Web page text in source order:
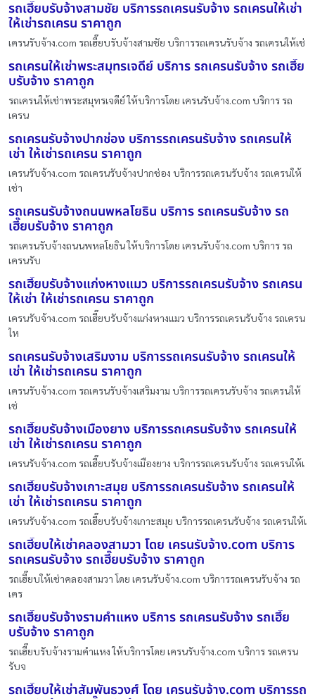
รถเฮี๊ยบรับจ้างสามชัย บริการรถเครนรับจ้าง รถเครนให้เช่า
ให้เช่ารถเครน ราคาถูก
เครนรับจ้าง.com รถเฮี๊ยบรับจ้างสามชัย บริการรถเครนรับจ้าง รถเครนให้เช่
รถเครนให้เช่าพระสมุทรเจดีย์ บริการ รถเครนรับจ้าง รถเฮี๊ย
บรับจ้าง ราคาถูก
รถเครนให้เช่าพระสมุทรเจดีย์ ให้บริการโดย เครนรับจ้าง.com บริการ รถ
เครน
รถเครนรับจ้างปากช่อง บริการรถเครนรับจ้าง รถเครนให้
เช่า ให้เช่ารถเครน ราคาถูก
เครนรับจ้าง.com รถเครนรับจ้างปากช่อง บริการรถเครนรับจ้าง รถเครนให้
เช่า
รถเครนรับจ้างถนนพหลโยธิน บริการ รถเครนรับจ้าง รถ
เฮี๊ยบรับจ้าง ราคาถูก
รถเครนรับจ้างถนนพหลโยธิน ให้บริการโดย เครนรับจ้าง.com บริการ รถ
เครนรับ
รถเฮี๊ยบรับจ้างแก่งหางแมว บริการรถเครนรับจ้าง รถเครน
ให้เช่า ให้เช่ารถเครน ราคาถูก
เครนรับจ้าง.com รถเฮี๊ยบรับจ้างแก่งหางแมว บริการรถเครนรับจ้าง รถเครน
ให
รถเครนรับจ้างเสริมงาม บริการรถเครนรับจ้าง รถเครนให้
เช่า ให้เช่ารถเครน ราคาถูก
เครนรับจ้าง.com รถเครนรับจ้างเสริมงาม บริการรถเครนรับจ้าง รถเครนให้
เช่
รถเฮี๊ยบรับจ้างเมืองยาง บริการรถเครนรับจ้าง รถเครนให้
เช่า ให้เช่ารถเครน ราคาถูก
เครนรับจ้าง.com รถเฮี๊ยบรับจ้างเมืองยาง บริการรถเครนรับจ้าง รถเครนให้เ
รถเฮี๊ยบรับจ้างเกาะสมุย บริการรถเครนรับจ้าง รถเครนให้
เช่า ให้เช่ารถเครน ราคาถูก
เครนรับจ้าง.com รถเฮี๊ยบรับจ้างเกาะสมุย บริการรถเครนรับจ้าง รถเครนให้เ
รถเฮี๊ยบให้เช่าคลองสามวา โดย เครนรับจ้าง.com บริการ
รถเครนรับจ้าง รถเฮี๊ยบรับจ้าง ราคาถูก
รถเฮี๊ยบให้เช่าคลองสามวา โดย เครนรับจ้าง.com บริการรถเครนรับจ้าง รถ
เคร
รถเฮี๊ยบรับจ้างรามคำแหง บริการ รถเครนรับจ้าง รถเฮี๊ย
บรับจ้าง ราคาถูก
รถเฮี๊ยบรับจ้างรามคำแหง ให้บริการโดย เครนรับจ้าง.com บริการ รถเครน
รับจ
รถเฮี๊ยบให้เช่าสัมพันธวงศ์ โดย เครนรับจ้าง.com บริการรถ